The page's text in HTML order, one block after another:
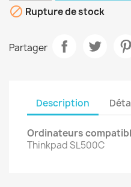
 Rupture de stock
Partager
Description
Ordinateurs
Thinkpad SL500C